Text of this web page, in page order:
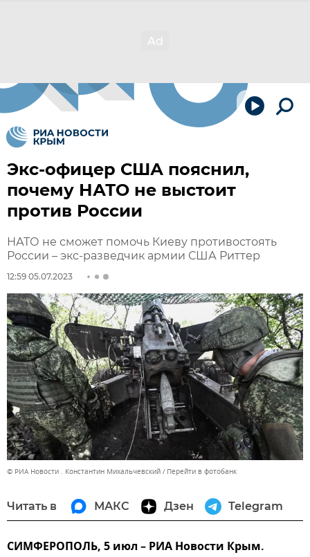
Экс-офицер США пояснил,
почему НАТО не выстоит
против России
НАТО не сможет помочь Киеву противостоять
России – экс-разведчик армии США Риттер
12:59 05.07.2023
© РИА Новости . Константин Михальчевский Перейти в фотобанк
Читать в МАКС Дзен Telegram
СИМФЕРОПОЛЬ, 5 июл – РИА Новости Крым.